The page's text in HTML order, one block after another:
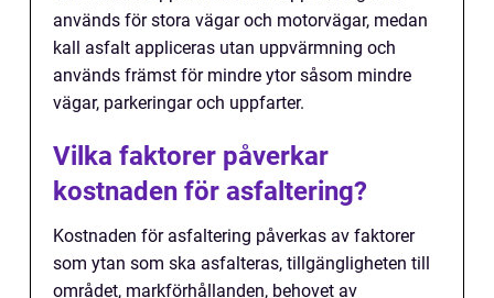
används för stora vägar och motorvägar, medan
kall asfalt appliceras utan uppvärmning och
används främst för mindre ytor såsom mindre
vägar, parkeringar och uppfarter.
Vilka faktorer påverkar
kostnaden för asfaltering?
Kostnaden för asfaltering påverkas av faktorer
som ytan som ska asfalteras, tillgängligheten till
området, markförhållanden, behovet av